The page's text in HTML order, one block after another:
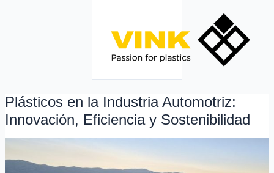
Plásticos en la Industria Automotriz:
Innovación, Eficiencia y Sostenibilidad
Plásticos
en
la
Industria
Innovación,